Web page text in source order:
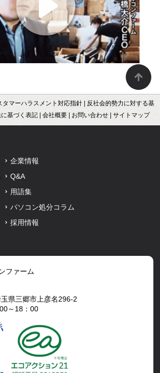
タマーハラスメント対応指針
反社会的勢力に対する基
基づく表記 会社概要 お問い合わせ サイトマップ
企業情報
Q&A
用語集
パソコン処分コラム
採用情報
ファーム
県三郷市上彦名296-2
～18：00